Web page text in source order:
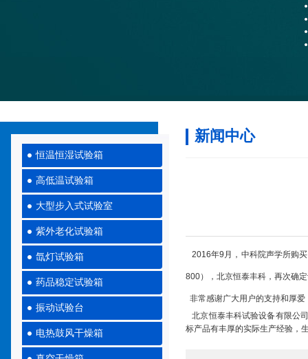
恒温恒湿试验箱
高低温试验箱
大型步入式试验室
紫外老化试验箱
氙灯试验箱
药品稳定试验箱
振动试验台
电热鼓风干燥箱
新闻中心
2016年9月，中科院声学所购
800），北京恒泰丰科，再次确
非常感谢广大用户的支持和厚爱
北京恒泰丰科试验设备有限公
标产品有丰厚的实际生产经验，